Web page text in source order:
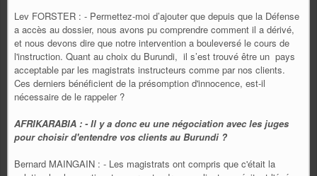
Lev FORSTER : - Permettez-moi d’ajouter que depuis que la Défense
a accès au dossier, nous avons pu comprendre comment il a dérivé,
et nous devons dire que notre intervention a bouleversé le cours de
l'instruction. Quant au choix du Burundi, il s’est trouvé être un pays
acceptable par les magistrats instructeurs comme par nos clients.
Ces derniers bénéficient de la présomption d'innocence, est-il
nécessaire de le rappeler ?
AFRIKARABIA : - Il y a donc eu une négociation avec les juges
pour choisir d'entendre vos clients au Burundi ?
Bernard MAINGAIN : - Les magistrats ont compris que c'était la